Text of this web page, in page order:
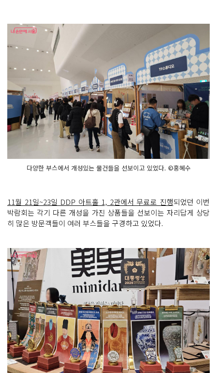
다양한 부스에서 개성있는 물건들을 선보이고 있었다. ©홍혜수
11월 21일~23일 DDP 아트홀 1, 2관에서 무료로 진행되었던 이번
박람회는 각기 다른 개성을 가진 상품들을 선보이는 자리답게 상당
히 많은 방문객들이 여러 부스들을 구경하고 있었다.